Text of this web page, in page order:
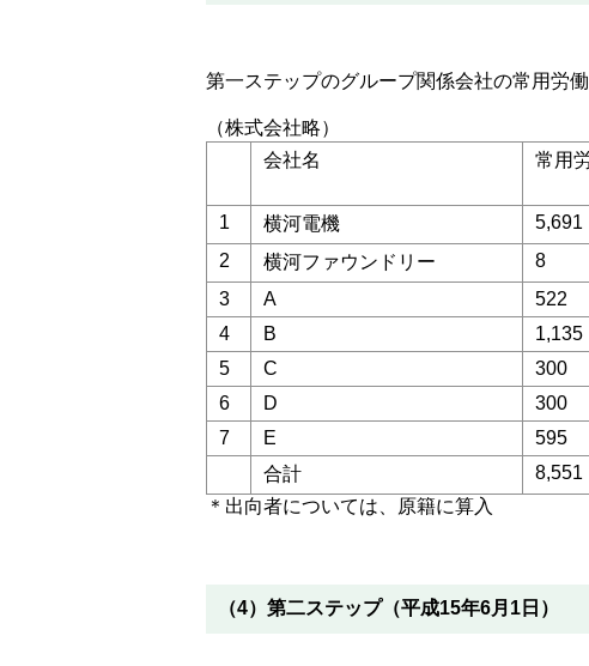
第一ステップのグループ関係会社の常用労
（株式会社略）
会社名
常用
1
横河電機 5,691
2
横河ファウンドリー 8
3
A 522
4
B 1,135
5
C 300
6
D 300
7
E 595
合計
8,551
＊出向者については、原籍に算入
（4）第二ステップ（平成15年6月1日）